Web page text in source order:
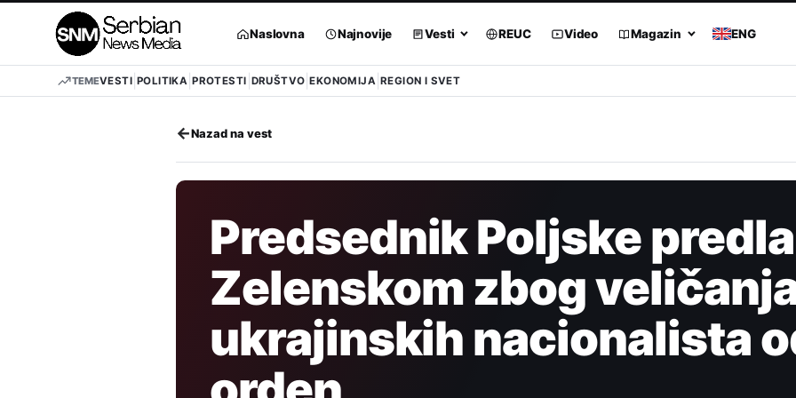
Naslovna Najnovije Vesti REUC Video Magazin ENG
TEMEVESTI POLITIKA PROTESTI DRUŠTVO EKONOMIJA REGION I SVET
←Nazad na vest
Predsednik Poljske
Zelenskom zbog
ukrajinskih nacionalista